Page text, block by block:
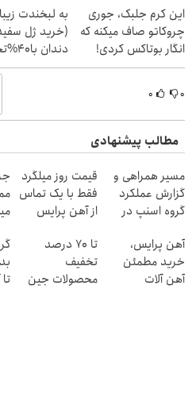
این کرم جلبک، جوری
چروکاتو صاف میکنه که
انگار بوتاکس کردی!
(تخفیف ویژه)
به لبخندت
(خرید ژل
دندان با40%تخفیف)
۰ ۰
مطالب پیشنهادی
مسیر همراهی و
گزارش عملکرد
گروه اسنپ در
قیمت روز میلگرد
فقط با یک تماس
از آهن پرایس
آهن پرایس،
خرید مطمئن
آهن آلات
تا 70 درصد
تخفیف
محصولات جین